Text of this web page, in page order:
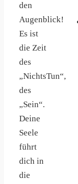
den
Augenblick!
Es ist
die Zeit
des
„NichtsTun“,
des
„Sein“.
Deine
Seele
führt
dich in
die